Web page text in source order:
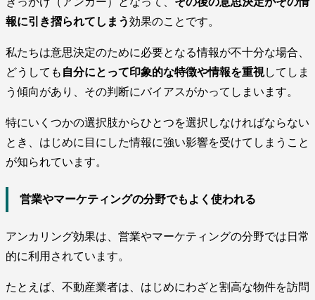
報に引き摺られてしまう効果のことです。
私たちは意思決定のために必要となる情報が不十分な場合、
どうしても 自分にとって印象的な特徴や情報を重視してしま
う傾向があり、その判断にバイアスがかってしまいます。
特にいくつかの選択肢からひとつを選択しなければならない
とき、はじめに目にした情報に強い影響を受けてしまうこと
が知られています。
営業やマーケティングの分野でもよく使われる
アンカリング効果は、営業やマーケティングの分野では日常
的に利用されています。
たとえば、不動産業者は、はじめにわざと割高な物件を訪問